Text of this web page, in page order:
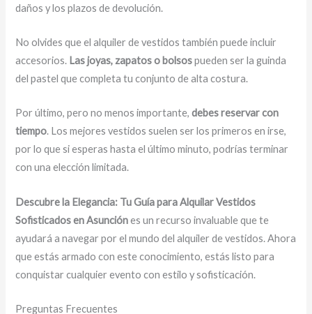
daños y los plazos de devolución.
No olvides que el alquiler de vestidos también puede incluir
accesorios. Las joyas, zapatos o bolsospueden ser la guinda
del pastel que completa tu conjunto de alta costura.
Por último, pero no menos importante,debes reservar con
tiempo. Los mejores vestidos suelen ser los primeros en irse,
por lo que si esperas hasta el último minuto, podrías terminar
con una elección limitada.
Descubre la Elegancia: Tu Guía para Alquilar Vestidos
Sofisticados en Asunciónes un recurso invaluable que te
ayudará a navegar por el mundo del alquiler de vestidos. Ahora
que estás armado con este conocimiento, estás listo para
conquistar cualquier evento con estilo y sofisticación.
Preguntas Frecuentes